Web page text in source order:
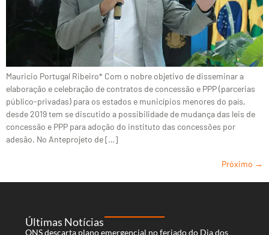
Mauricio Portugal Ribeiro* Com o nobre objetivo de disseminar a
elaboração e celebração de contratos de concessão e PPP (parcerias
público-privadas) para os estados e municípios menores do país,
desde 2019 tem se discutido a possibilidade de mudança das leis de
concessão e PPP para adoção do instituto das concessões por
adesão. No Anteprojeto de […]
Próximo →
Últimas Notícias
ONS descarta plano emergencial no feriado do Dia dos